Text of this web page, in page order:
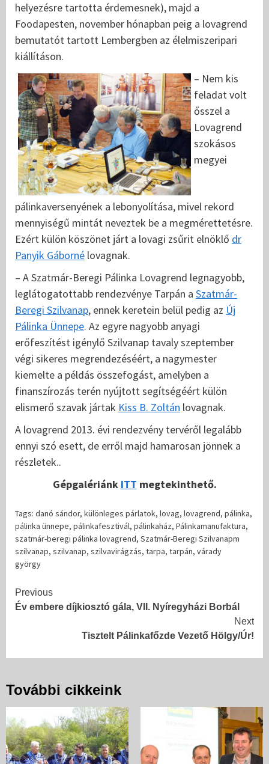
helyezésre tartotta érdemesnek), majd a
Foodapesten, november hónapban peig a lovagrend
bemutatót tartott Lembergben az élelmiszeripari
kiállításon.
– Nem kis
feladat volt
ősszel a
Lovagrend
szokásos
megyei
pálinkaversenyének a lebonyolítása, mivel rekord
mennyiségű mintát neveztek be a megmérettetésre.
Ezért külön köszönet járt a lovagi zsűrit elnöklő dr
Panyik Gáborné lovagnak.
– A Szatmár-Beregi Pálinka Lovagrend legnagyobb,
leglátogatottabb rendezvénye Tarpán a Szatmár-
Beregi Szilvanap, ennek keretein belül pedig az Új
Pálinka Ünnepe. Az egyre nagyobb anyagi
erőfeszítést igénylő Szilvanap tavaly szeptember
végi sikeres megrendezéséért, a nagymester
kiemelte a példás összefogást, amelyben a
finanszírozás terén nyújtott segítségéért külön
elismerő szavak jártak Kiss B. Zoltán lovagnak.
A lovagrend 2013. évi rendezvény tervéről legalább
ennyi szó esett, de erről majd hamarosan jönnek a
részletek..
Gépgalériánk ITT megtekinthető.
Tags: danó sándor, különleges párlatok, lovag, lovagrend, pálinka,
pálinka ünnepe, pálinkafesztivál, pálinkaház, Pálinkamanufaktura,
szatmár-beregi pálinka lovagrend, Szatmár-Beregi Szilvanapm
szilvanap, szilvanap, szilvavirágzás, tarpa, tarpán, várady
györgy
Continue
Reading
Previous
Év embere díjkiosztó gála, VII. Nyíregyházi Borbál
Next
Tisztelt Pálinkafőzde Vezető Hölgy/Úr!
További cikkeink